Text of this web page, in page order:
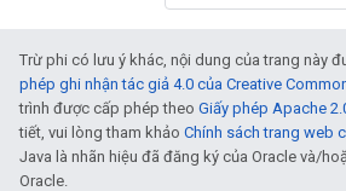
Trừ phi có lưu ý khác, nội dung của trang này
phép ghi nhận tác giả 4.0 của Creative
trình được cấp phép theo Giấy phép Apache
tiết, vui lòng tham khảo Chính sách trang web
Java là nhãn hiệu đã đăng ký của Oracle và/
Oracle.